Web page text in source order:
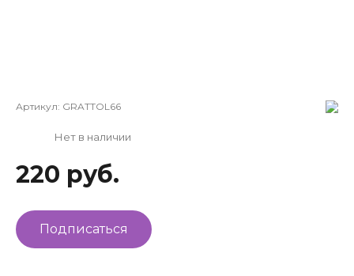
Артикул: GRATTOL66
Нет в наличии
220 руб.
Подписаться